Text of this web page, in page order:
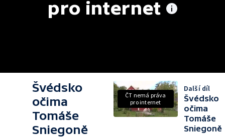
pro internet
Švédsko
očima
Tomáše
Sniegoně
ČT nemá práva
pro internet
Další díl
Švédsko
očima
Tomáše
Sniegoně